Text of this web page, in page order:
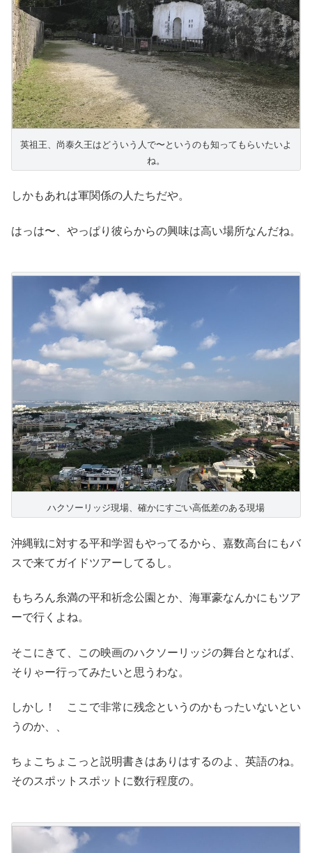
英祖王、尚泰久王はどういう人で〜というのも知ってもらいたいよ
ね。
しかもあれは軍関係の人たちだや。
はっは〜、やっぱり彼らからの興味は高い場所なんだね。
ハクソーリッジ現場、確かにすごい高低差のある現場
沖縄戦に対する平和学習もやってるから、嘉数高台にもバ
スで来てガイドツアーしてるし。
もちろん糸満の平和祈念公園とか、海軍豪なんかにもツア
ーで行くよね。
そこにきて、この映画のハクソーリッジの舞台となれば、
そりゃー行ってみたいと思うわな。
しかし！ ここで非常に残念というのかもったいないとい
うのか、、
ちょこちょこっと説明書きはありはするのよ、英語のね。
そのスポットスポットに数行程度の。